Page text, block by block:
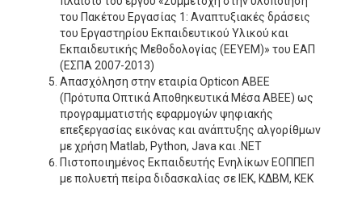
του Πακέτου Εργασίας 1: Αναπτυξιακές δράσεις
του Εργαστηρίου Εκπαιδευτικού Υλικού και
Εκπαιδευτικής Μεθοδολογίας (ΕΕΥΕΜ)» του ΕΑΠ
(ΕΣΠΑ 2007-2013)
Απασχόληση στην εταιρία Opticon ΑΒΕΕ
(Πρότυπα Οπτικά Αποθηκευτικά Μέσα ΑΒΕΕ) ως
προγραμματιστής εφαρμογών ψηφιακής
επεξεργασίας εικόνας και ανάπτυξης αλγορίθμων
με χρήση Matlab, Python, Java και .NET
Πιστοποιημένος Εκπαιδευτής Ενηλίκων ΕΟΠΠΕΠ
με πολυετή πείρα διδασκαλίας σε ΙΕΚ, ΚΔΒΜ, ΚΕΚ